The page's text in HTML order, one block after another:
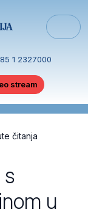
1 2327000
stream
čitanja
s
u